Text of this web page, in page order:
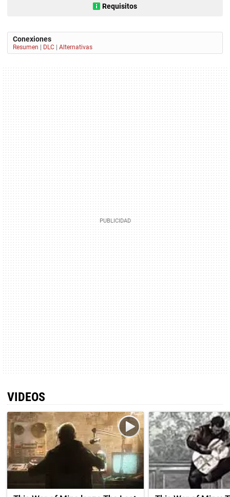
Requisitos
Conexiones
Resumen DLC Alternativas
VIDEOS